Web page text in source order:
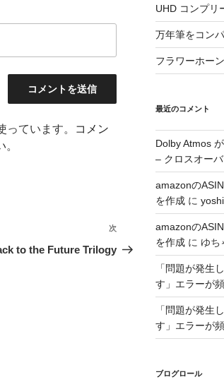
ています。
コメン
。
次
の
次
to the Future Trilogy
UHD コンプリ
万年筆をコン
フラワーホー
最近のコメント
Dolby Atmos
– クロスオー
amazonの
を作成に yoshi
amazonの
を作成に ゆち
「問題が発生
す」エラーが
「問題が発生
す」エラーが
ブログロール